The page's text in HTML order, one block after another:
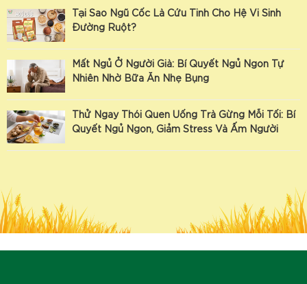
Tại Sao Ngũ Cốc Là Cứu Tinh Cho Hệ Vi Sinh
Đường Ruột?
Mất Ngủ Ở Người Già: Bí Quyết Ngủ Ngon Tự
Nhiên Nhờ Bữa Ăn Nhẹ Bụng
Thử Ngay Thói Quen Uống Trà Gừng Mỗi Tối: Bí
Quyết Ngủ Ngon, Giảm Stress Và Ấm Người